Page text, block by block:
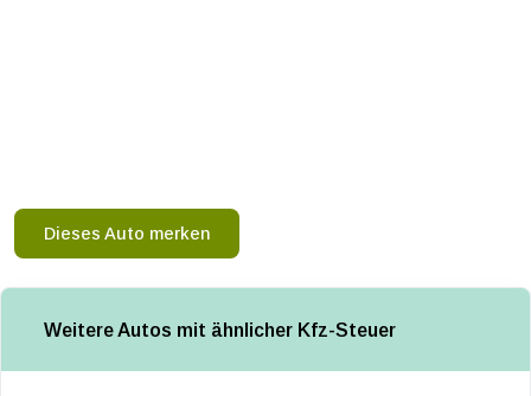
Dieses Auto merken
Weitere Autos mit ähnlicher Kfz-Steuer